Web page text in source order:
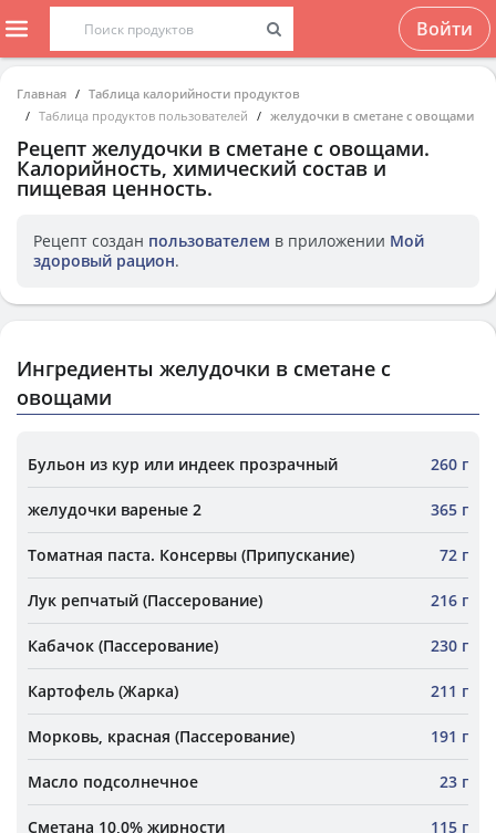
Войти
Главная
Таблица калорийности продуктов
Таблица продуктов пользователей
желудочки в сметане с овощами
Рецепт желудочки в сметане с овощами.
Калорийность, химический состав и
пищевая ценность.
Рецепт создан пользователем в приложении Мой
здоровый рацион.
Ингредиенты желудочки в сметане с
овощами
Бульон из кур или индеек прозрачный 260 г
желудочки вареные 2 365 г
Томатная паста. Консервы (Припускание) 72 г
Лук репчатый (Пассерование) 216 г
Кабачок (Пассерование) 230 г
Картофель (Жарка) 211 г
Морковь, красная (Пассерование) 191 г
Масло подсолнечное 23 г
Сметана 10,0% жирности 115 г